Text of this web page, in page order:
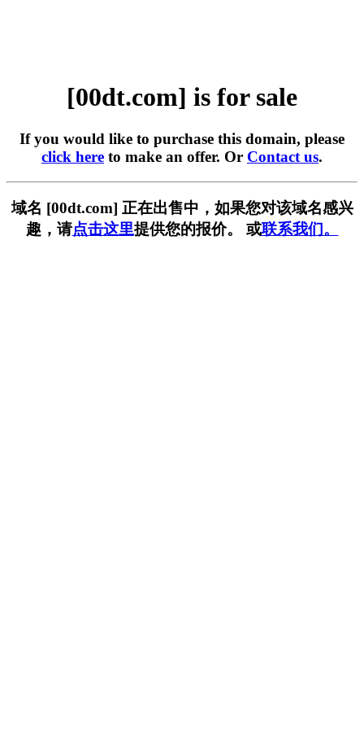
[00dt.com] is for sale
If you would like to purchase this domain, please
click here to make an offer. Or Contact us.
域名 [00dt.com] 正在出售中，如果您对该域名感兴
趣，请点击这里提供您的报价。 或联系我们。